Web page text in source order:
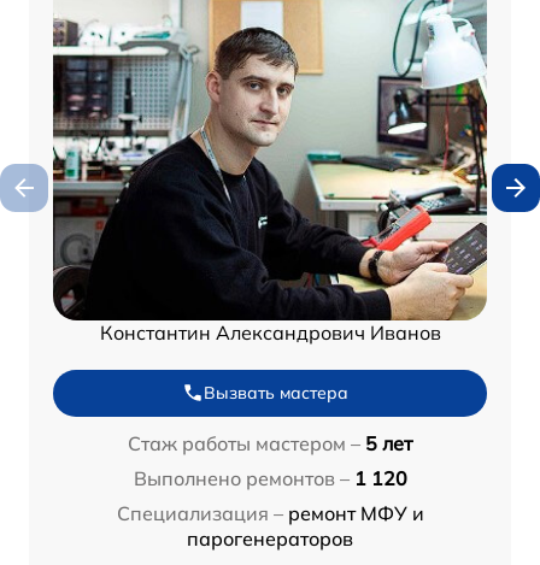
Константин Александрович Иванов
Вызвать мастера
Стаж работы мастером – 5 лет
Выполнено ремонтов – 1 120
Специализация – ремонт МФУ и
парогенераторов